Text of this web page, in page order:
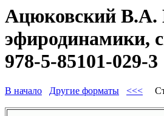
Ацюковский В.А.
эфиродинамики,
978-5-85101-029-3
В начало Другие форматы <<<